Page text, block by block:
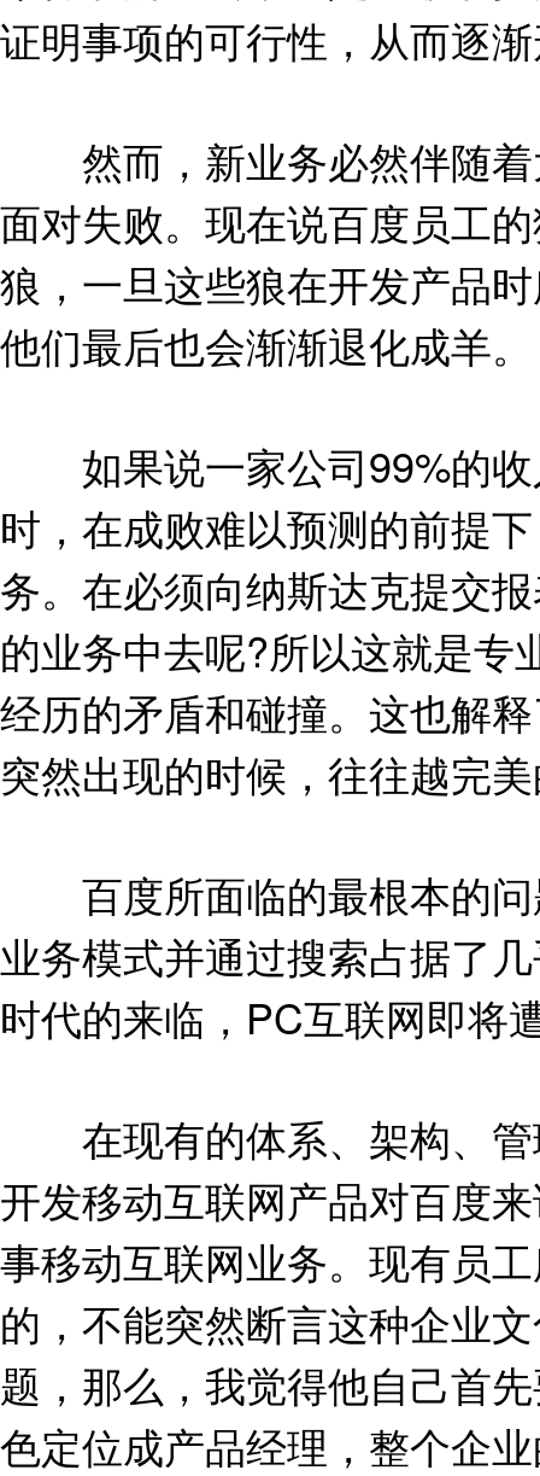
证明事项的可行性，从而逐
然而，新业务必然伴随着
面对失败。现在说百度员工
狼，一旦这些狼在开发产品
他们最后也会渐渐退化成羊。
如果说一家公司99%的收
时，在成败难以预测的前提
务。在必须向纳斯达克提交
的业务中去呢?所以这就是专
经历的矛盾和碰撞。这也解
突然出现的时候，往往越完
百度所面临的最根本的问
业务模式并通过搜索占据了
时代的来临，PC互联网即将
在现有的体系、架构、管
开发移动互联网产品对百度
事移动互联网业务。现有员
的，不能突然断言这种企业
题，那么，我觉得他自己首
色定位成产品经理，整个企